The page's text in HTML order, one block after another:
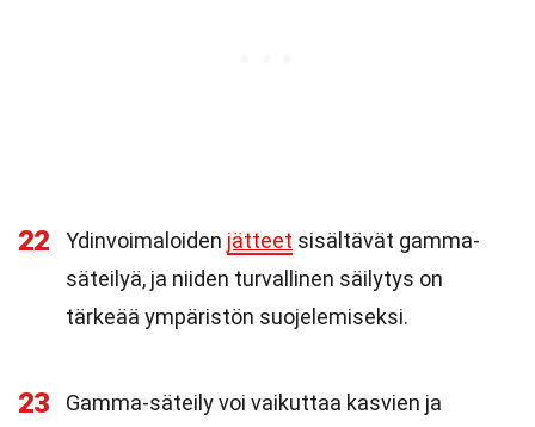
22 Ydinvoimaloiden jätteet sisältävät gamma-
säteilyä, ja niiden turvallinen säilytys on
tärkeää ympäristön suojelemiseksi.
23
Gamma-säteily voi vaikuttaa kasvien ja